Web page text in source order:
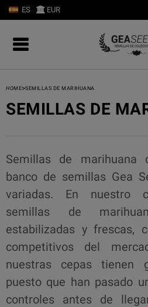
ES EUR
HOME>SEMILLAS DE MARIHUANA
SEMILLAS DE
Semillas de
banco de semillas Gea
variadas. En nuestro
semillas de
estabilizadas y frescas,
competitivos del
nuestras cepas tienen
puesto que han pasado
controles antes de